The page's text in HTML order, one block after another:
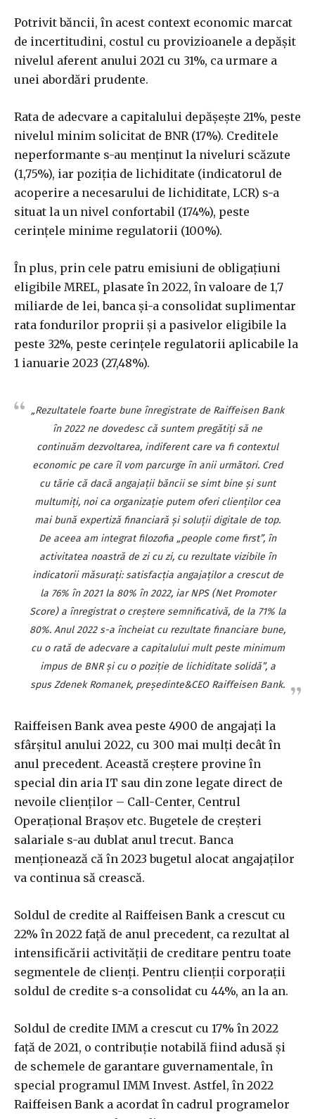
Potrivit băncii, în acest context economic marcat
de incertitudini, costul cu provizioanele a depăşit
nivelul aferent anului 2021 cu 31%, ca urmare a
unei abordări prudente.
Rata de adecvare a capitalului depăşeşte 21%, peste
nivelul minim solicitat de BNR (17%). Creditele
neperformante s-au menţinut la niveluri scăzute
(1,75%), iar poziţia de lichiditate (indicatorul de
acoperire a necesarului de lichiditate, LCR) s-a
situat la un nivel confortabil (174%), peste
cerinţele minime regulatorii (100%).
În plus, prin cele patru emisiuni de obligaţiuni
eligibile MREL, plasate în 2022, în valoare de 1,7
miliarde de lei, banca şi-a consolidat suplimentar
rata fondurilor proprii şi a pasivelor eligibile la
peste 32%, peste cerinţele regulatorii aplicabile la
1 ianuarie 2023 (27,48%).
„Rezultatele foarte bune înregistrate de Raiffeisen Bank
în 2022 ne dovedesc că suntem pregătiţi să ne
continuăm dezvoltarea, indiferent care va fi contextul
economic pe care îl vom parcurge în anii următori. Cred
cu tărie că dacă angajaţii băncii se simt bine şi sunt
multumiţi, noi ca organizaţie putem oferi clienţilor cea
mai bună expertiză financiară şi soluţii digitale de top.
De aceea am integrat filozofia „people come first”, în
activitatea noastră de zi cu zi, cu rezultate vizibile în
indicatorii măsuraţi: satisfacţia angajaţilor a crescut de
la 76% în 2021 la 80% în 2022, iar NPS (Net Promoter
Score) a înregistrat o creştere semnificativă, de la 71% la
80%. Anul 2022 s-a încheiat cu rezultate financiare bune,
cu o rată de adecvare a capitalului mult peste minimum
impus de BNR şi cu o poziţie de lichiditate solidă”, a
spus Zdenek Romanek, preşedinte&CEO Raiffeisen Bank.
Raiffeisen Bank avea peste 4900 de angajaţi la
sfârşitul anului 2022, cu 300 mai mulţi decât în
anul precedent. Această creştere provine în
special din aria IT sau din zone legate direct de
nevoile clienţilor – Call-Center, Centrul
Operaţional Braşov etc. Bugetele de creşteri
salariale s-au dublat anul trecut. Banca
menţionează că în 2023 bugetul alocat angajaţilor
va continua să crească.
Soldul de credite al Raiffeisen Bank a crescut cu
22% în 2022 faţă de anul precedent, ca rezultat al
intensificării activităţii de creditare pentru toate
segmentele de clienţi. Pentru clienţii corporaţii
soldul de credite s-a consolidat cu 44%, an la an.
Soldul de credite IMM a crescut cu 17% în 2022
faţă de 2021, o contribuţie notabilă fiind adusă şi
de schemele de garantare guvernamentale, în
special programul IMM Invest. Astfel, în 2022
Raiffeisen Bank a acordat în cadrul programelor